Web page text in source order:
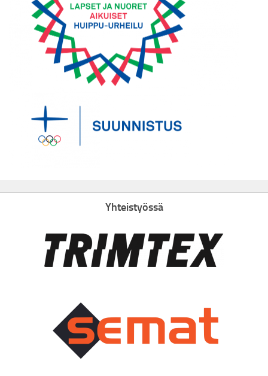
Yhteistyössä